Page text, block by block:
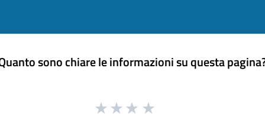
sono chiare le informazioni su questa